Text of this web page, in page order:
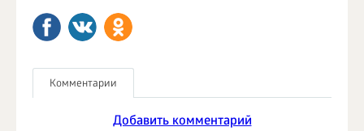
Комментарии
Добавить комментарий